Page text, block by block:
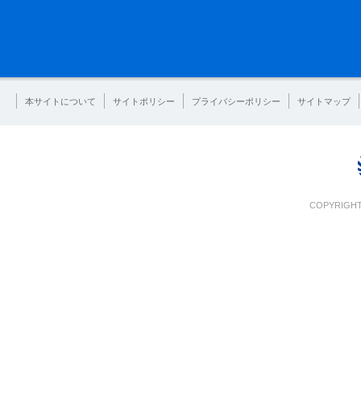
本サイトについて サイトポリシー プライバシーポリシー サイトマップ